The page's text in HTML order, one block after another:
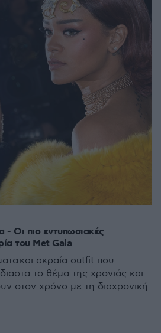
- Οι πιο εντυπωσιακές
του Met Gala
και ακραία outfit που
το θέμα της χρονιάς και
στον χρόνο με τη διαχρονική